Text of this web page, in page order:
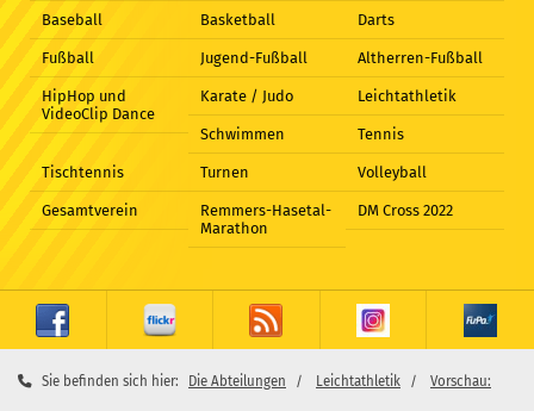
Baseball Basketball Darts
Fußball Jugend-Fußball Altherren-Fußball
HipHop und
VideoClip Dance
Karate / Judo Leichtathletik
Schwimmen Tennis
Tischtennis Turnen Volleyball
Gesamtverein
Remmers-Hasetal-
Marathon
DM Cross 2022
Sie befinden sich hier: Die Abteilungen Leichtathletik Vorschau: